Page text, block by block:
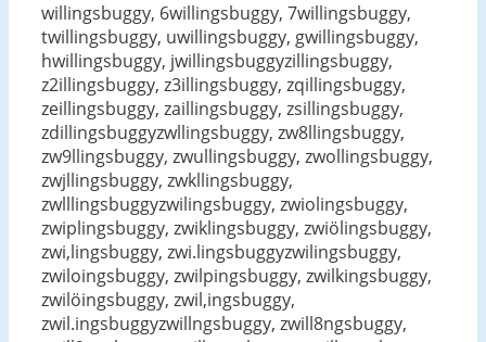
willingsbuggy, 6willingsbuggy, 7willingsbuggy,
twillingsbuggy, uwillingsbuggy, gwillingsbuggy,
hwillingsbuggy, jwillingsbuggyzillingsbuggy,
z2illingsbuggy, z3illingsbuggy, zqillingsbuggy,
zeillingsbuggy, zaillingsbuggy, zsillingsbuggy,
zdillingsbuggyzwllingsbuggy, zw8llingsbuggy,
zw9llingsbuggy, zwullingsbuggy, zwollingsbuggy,
zwjllingsbuggy, zwkllingsbuggy,
zwlllingsbuggyzwilingsbuggy, zwiolingsbuggy,
zwiplingsbuggy, zwiklingsbuggy, zwiölingsbuggy,
zwi,lingsbuggy, zwi.lingsbuggyzwilingsbuggy,
zwiloingsbuggy, zwilpingsbuggy, zwilkingsbuggy,
zwilöingsbuggy, zwil,ingsbuggy,
zwil.ingsbuggyzwillngsbuggy, zwill8ngsbuggy,